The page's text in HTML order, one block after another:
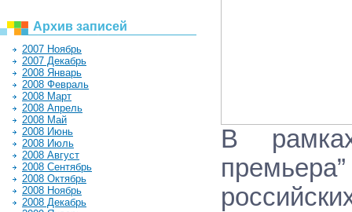
Архив записей
2007 Ноябрь
2007 Декабрь
2008 Январь
2008 Февраль
2008 Март
2008 Апрель
2008 Май
2008 Июнь
2008 Июль
2008 Август
2008 Сентябрь
2008 Октябрь
2008 Ноябрь
2008 Декабрь
В